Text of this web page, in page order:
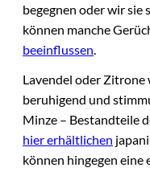
begegnen oder wir sie
können manche
beeinflussen
Lavendel oder Zitrone
beruhigend und
Minze – Bestandteile
hier erhältlichen
können hingegen